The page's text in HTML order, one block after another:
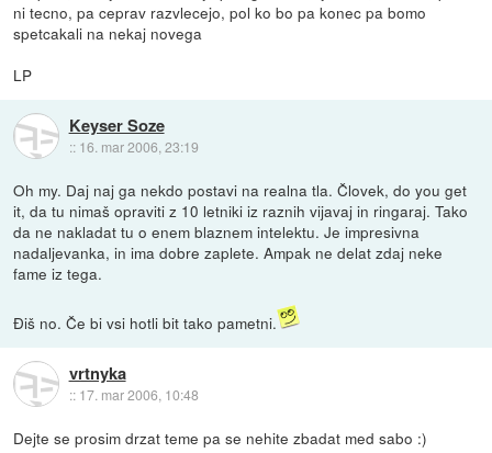
ni tecno, pa ceprav razvlecejo, pol ko bo pa konec pa bomo
spetcakali na nekaj novega
LP
Keyser Soze
:: 16. mar 2006, 23:19
Oh my. Daj naj ga nekdo postavi na realna tla. Človek, do you get
it, da tu nimaš opraviti z 10 letniki iz raznih vijavaj in ringaraj. Tako
da ne nakladat tu o enem blaznem intelektu. Je impresivna
nadaljevanka, in ima dobre zaplete. Ampak ne delat zdaj neke
fame iz tega.
Điš no. Če bi vsi hotli bit tako pametni.
vrtnyka
:: 17. mar 2006, 10:48
Dejte se prosim drzat teme pa se nehite zbadat med sabo :)